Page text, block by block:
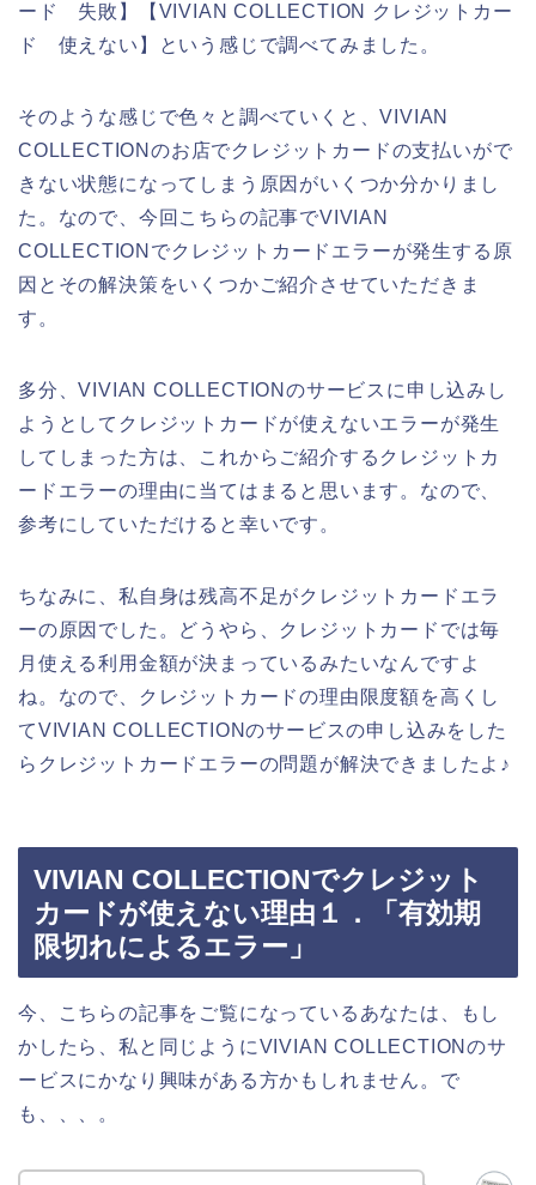
ード 失敗】【VIVIAN COLLECTION クレジットカー
ド 使えない】という感じで調べてみました。
そのような感じで色々と調べていくと、VIVIAN
COLLECTIONのお店でクレジットカードの支払いがで
きない状態になってしまう原因がいくつか分かりまし
た。なので、今回こちらの記事でVIVIAN
COLLECTIONでクレジットカードエラーが発生する原
因とその解決策をいくつかご紹介させていただきま
す。
多分、VIVIAN COLLECTIONのサービスに申し込みし
ようとしてクレジットカードが使えないエラーが発生
してしまった方は、これからご紹介するクレジットカ
ードエラーの理由に当てはまると思います。なので、
参考にしていただけると幸いです。
ちなみに、私自身は残高不足がクレジットカードエラ
ーの原因でした。どうやら、クレジットカードでは毎
月使える利用金額が決まっているみたいなんですよ
ね。なので、クレジットカードの理由限度額を高くし
てVIVIAN COLLECTIONのサービスの申し込みをした
らクレジットカードエラーの問題が解決できましたよ♪
VIVIAN COLLECTIONでクレジット
カードが使えない理由１．「有効期
限切れによるエラー」
今、こちらの記事をご覧になっているあなたは、もし
かしたら、私と同じようにVIVIAN COLLECTIONのサ
ービスにかなり興味がある方かもしれません。で
も、、、。